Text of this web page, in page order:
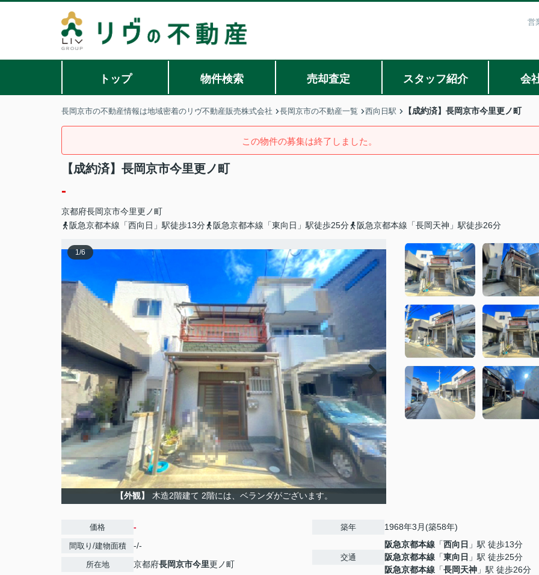
営
トップ 物件検索 売却査定 スタッフ紹介 会
長岡京市の不動産情報は地域密着のリヴ不動産販売株式会社 長岡京市の不動産一覧 西向日駅 【成約済】長岡京市今里更ノ町
この物件の募集は終了しました。
【成約済】長岡京市今里更ノ町
-
京都府長岡京市今里更ノ町
阪急京都本線「西向日」駅徒歩13分
阪急京都本線「東向日」駅徒歩25分 阪急京都本線「長岡天神」駅徒歩26分
1/6
【外観】 木造2階建て 2階には、ベランダがございます。
価格 -
間取り/建物面積 -/-
所在地 京都府長岡京市今里更ノ町
築年 1968年3月(築58年)
交通
阪急京都本線 「西向日 」駅 徒歩13分
阪急京都本線 「東向日 」駅 徒歩25分
阪急京都本線 「長岡天神 」駅 徒歩26分